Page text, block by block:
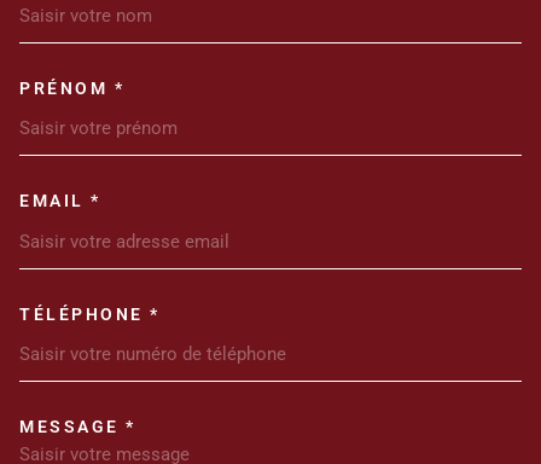
PRÉNOM *
EMAIL *
TÉLÉPHONE *
TRAD_MELTEM_VOREDEMANDE
MESSAGE *